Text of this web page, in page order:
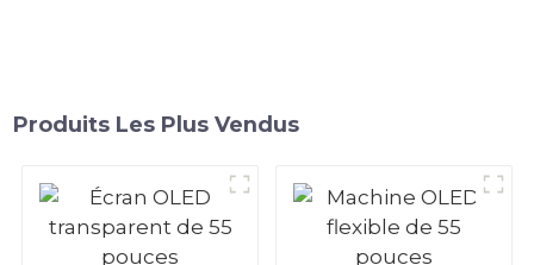
Produits Les Plus Vendus